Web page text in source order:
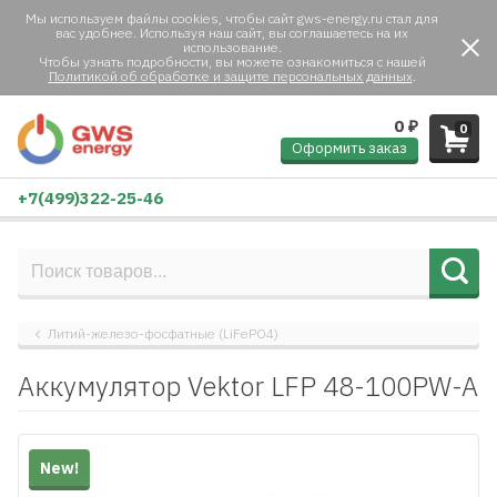
Мы используем файлы cookies, чтобы сайт gws-energy.ru стал для
вас удобнее. Используя наш сайт, вы соглашаетесь на их
использование.
Чтобы узнать подробности, вы можете ознакомиться с нашей
Политикой об обработке и защите персональных данных.
0
0 ₽
Оформить заказ
+7(499)322-25-46
Литий-железо-фосфатные (LiFePO4)
Аккумулятор Vektor LFP 48-100PW-A
New!